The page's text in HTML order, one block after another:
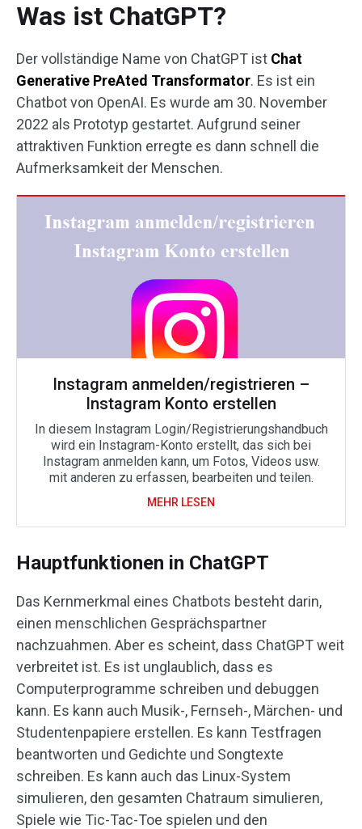
Was ist ChatGPT?
Der vollständige Name von ChatGPT ist Chat
Generative PreAted Transformator. Es ist ein
Chatbot von OpenAI. Es wurde am 30. November
2022 als Prototyp gestartet. Aufgrund seiner
attraktiven Funktion erregte es dann schnell die
Aufmerksamkeit der Menschen.
Instagram anmelden/registrieren –
Instagram Konto erstellen
In diesem Instagram Login/Registrierungshandbuch
wird ein Instagram-Konto erstellt, das sich bei
Instagram anmelden kann, um Fotos, Videos usw.
mit anderen zu erfassen, bearbeiten und teilen.
MEHR LESEN
Hauptfunktionen in ChatGPT
Das Kernmerkmal eines Chatbots besteht darin,
einen menschlichen Gesprächspartner
nachzuahmen. Aber es scheint, dass ChatGPT weit
verbreitet ist. Es ist unglaublich, dass es
Computerprogramme schreiben und debuggen
kann. Es kann auch Musik-, Fernseh-, Märchen- und
Studentenpapiere erstellen. Es kann Testfragen
beantworten und Gedichte und Songtexte
schreiben. Es kann auch das Linux-System
simulieren, den gesamten Chatraum simulieren,
Spiele wie Tic-Tac-Toe spielen und den